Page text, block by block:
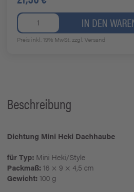
IN DEN
Preis inkl. 19% MwSt.zzgl. Versand
Beschreibung
Dichtung Mini Heki Dachhaube
für Typ: Mini Heki/Style
Packmaß: 16 × 9 × 4,5 cm
Gewicht: 100 g